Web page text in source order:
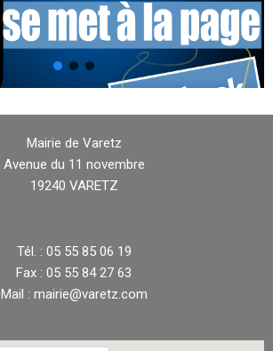
Mairie de Varetz
Avenue du 11 novembre
19240 VARETZ
Tél. : 05 55 85 06 19
Fax : 05 55 84 27 63
Mail : mairie@varetz.com